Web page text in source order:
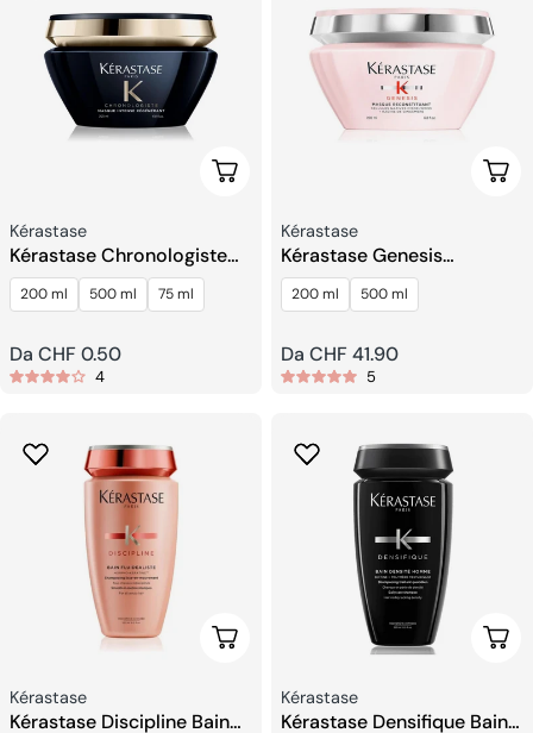
Scegli Le Opzioni
Venditore:
Kérastase
Kérastase Chronologiste
Intense Regenerant
Maschera Capelli
200 ml 500 ml 75 ml
Prezzo
regolare
Da CHF 0.50
4
Venditore:
Kérastase
Kérastase Genesis
Maschera Anti Rottura
Rinforzante
200 ml 500 ml
Prezzo
regolare
Da CHF 41.90
5
Scegli Le Opzioni
Venditore:
Kérastase
Kérastase Discipline Bain
Venditore:
Kérastase
Kérastase Densifique Bain